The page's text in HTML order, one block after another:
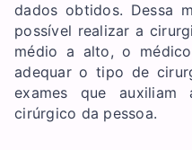
dados obtidos. Dessa
possível realizar a
médio a alto, o
adequar o tipo de
exames que
cirúrgico da pessoa.